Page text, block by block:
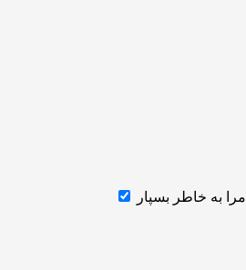
مرا به خاطر بسپار